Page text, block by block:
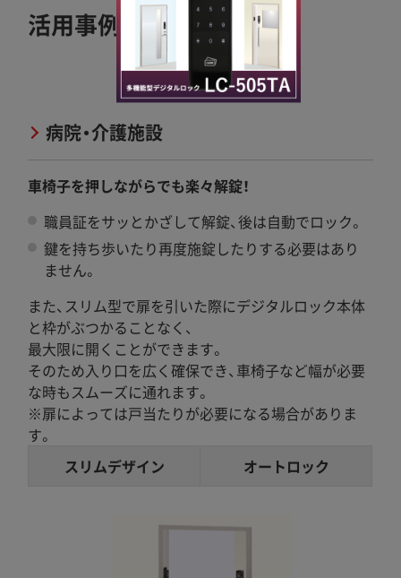
活用事例紹介
病院・介護施設
車椅子を押しながらでも楽々解錠！
職員証をサッとかざして解錠、後は自動でロック。
鍵を持ち歩いたり再度施錠したりする必要はあり
ません。
また、スリム型で扉を引いた際にデジタルロック本体
と枠がぶつかることなく、
最大限に開くことができます。
そのため入り口を広く確保でき、車椅子など幅が必要
な時もスムーズに通れます。
※扉によっては戸当たりが必要になる場合がありま
す。
スリムデザイン
オートロック